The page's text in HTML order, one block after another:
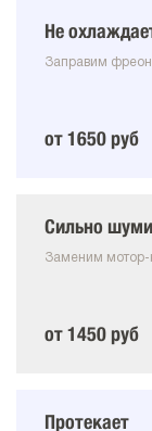
Не
Заправим
от 1650 руб
Сильно
Заменим мотор-
от 1450 руб
Протекает